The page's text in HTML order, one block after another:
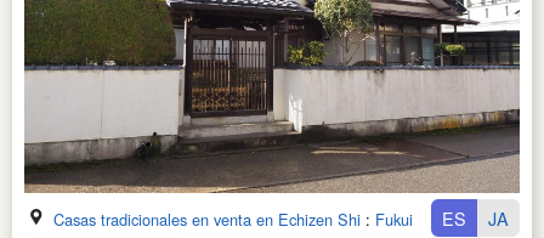
Casas tradicionales en venta en Echizen Shi : Fukui KenES JA